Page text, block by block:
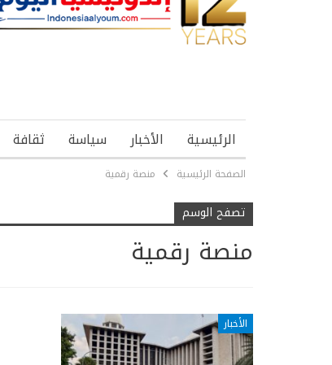
الرئيسية الأخبار سياسة ثقافة
الصفحة الرئيسية منصة رقمية
تصفح الوسم
منصة رقمية
الأخبار